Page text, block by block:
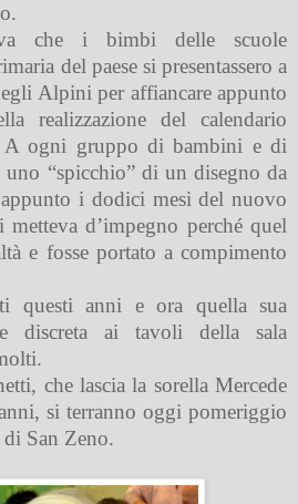
che i bimbi delle scuole
del paese si presentassero a
Alpini per affiancare appunto
realizzazione del calendario
A ogni gruppo di bambini e di
“spicchio” di un disegno da
i dodici mesi del nuovo
d’impegno perché quel
e fosse portato a compimento
questi anni e ora quella sua
e discreta ai tavoli della sala
che lascia la sorella Mercede
si terranno oggi pomeriggio
San Zeno.